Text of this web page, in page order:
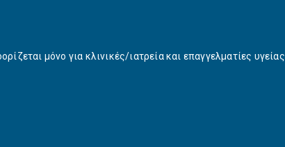
μόνο για κλινικές/ιατρεία και επαγγελματίες υγείας.